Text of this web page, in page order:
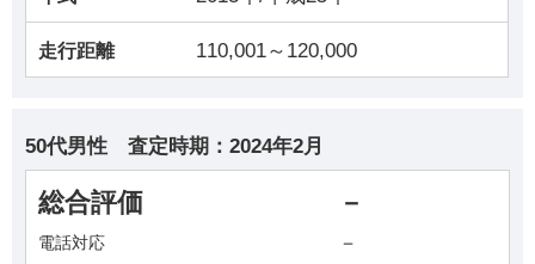
走行距離 110,001～120,000
50代男性 査定時期： 2024年2月
総合評価 －
電話対応 －